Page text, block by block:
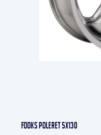
Fooks Poleret 5x130